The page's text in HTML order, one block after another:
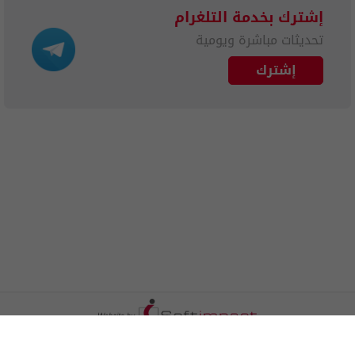
إشترك بخدمة التلغرام
تحديثات مباشرة ويومية
إشترك